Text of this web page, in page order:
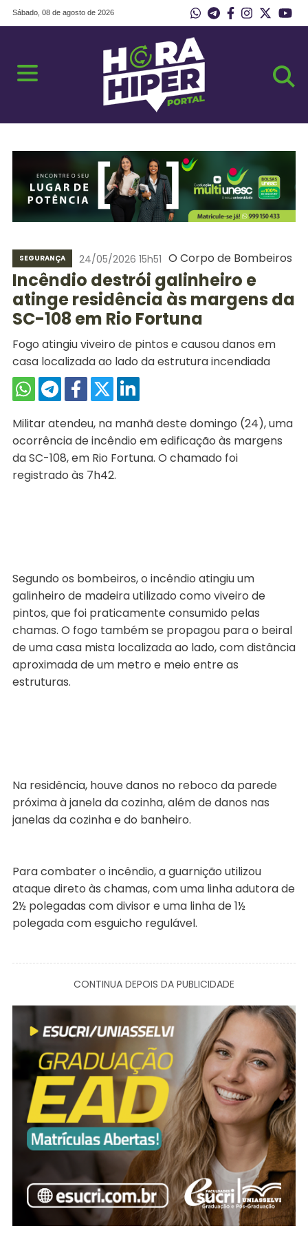
Sábado, 08 de agosto de 2026
SEGURANÇA 24/05/2026 15h51
Incêndio destrói galinheiro e
atinge residência às margens da
SC-108 em Rio Fortuna
Fogo atingiu viveiro de pintos e causou danos em
casa localizada ao lado da estrutura incendiada
O Corpo de Bombeiros
Militar atendeu, na manhã deste domingo (24), uma
ocorrência de incêndio em edificação às margens
da SC-108, em Rio Fortuna. O chamado foi
registrado às 7h42.
Segundo os bombeiros, o incêndio atingiu um
galinheiro de madeira utilizado como viveiro de
pintos, que foi praticamente consumido pelas
chamas. O fogo também se propagou para o beiral
de uma casa mista localizada ao lado, com distância
aproximada de um metro e meio entre as
estruturas.
Na residência, houve danos no reboco da parede
próxima à janela da cozinha, além de danos nas
janelas da cozinha e do banheiro.
Para combater o incêndio, a guarnição utilizou
ataque direto às chamas, com uma linha adutora de
2½ polegadas com divisor e uma linha de 1½
polegada com esguicho regulável.
CONTINUA DEPOIS DA PUBLICIDADE